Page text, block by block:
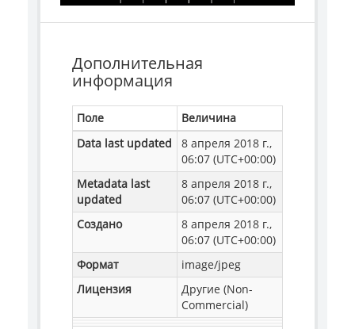
Дополнительная
информация
Поле
Величина
Data last updated
8 апреля 2018 г.,
06:07 (UTC+00:00)
Metadata last
updated
8 апреля 2018 г.,
06:07 (UTC+00:00)
Создано
8 апреля 2018 г.,
06:07 (UTC+00:00)
Формат
image/jpeg
Лицензия
Другие (Non-
Commercial)